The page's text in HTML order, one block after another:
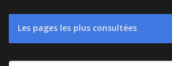
Les pages les plus consultées